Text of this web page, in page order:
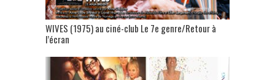
WIVES (1975) au ciné-club Le 7e genre/Retour à
l’écran